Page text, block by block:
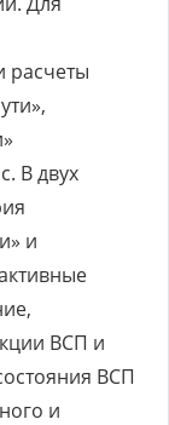
расчеты
В двух
и
ВСП и
ВСП
и